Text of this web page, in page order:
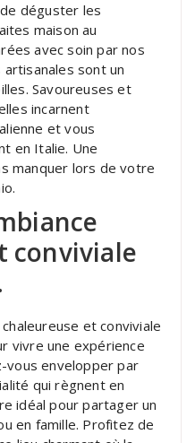
de déguster les
maison au
avec soin par nos
sont un
Savoureuses et
incarnent
et vous
en Italie. Une
manquer lors de votre
conviviale
et conviviale
vivre une expérience
vous envelopper par
qui règnent en
idéal pour partager un
en famille. Profitez de